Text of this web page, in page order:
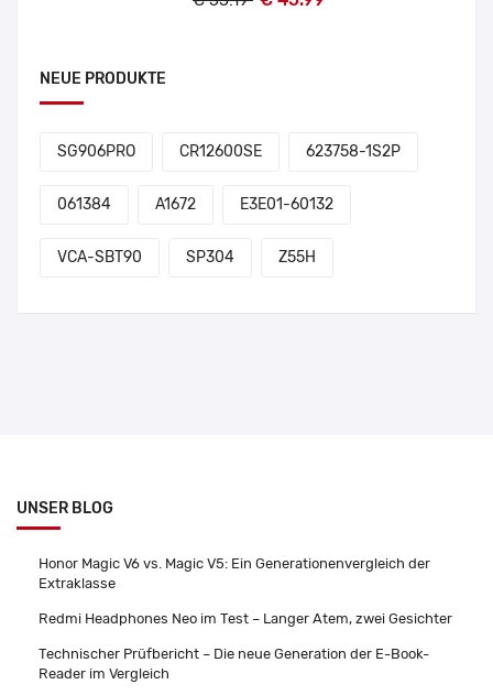
NEUE PRODUKTE
SG906PRO CR12600SE 623758-1S2P
061384 A1672 E3E01-60132
VCA-SBT90 SP304 Z55H
UNSER BLOG
Honor Magic V6 vs. Magic V5: Ein Generationenvergleich der
Extraklasse
Redmi Headphones Neo im Test – Langer Atem, zwei Gesichter
Technischer Prüfbericht – Die neue Generation der E-Book-
Reader im Vergleich